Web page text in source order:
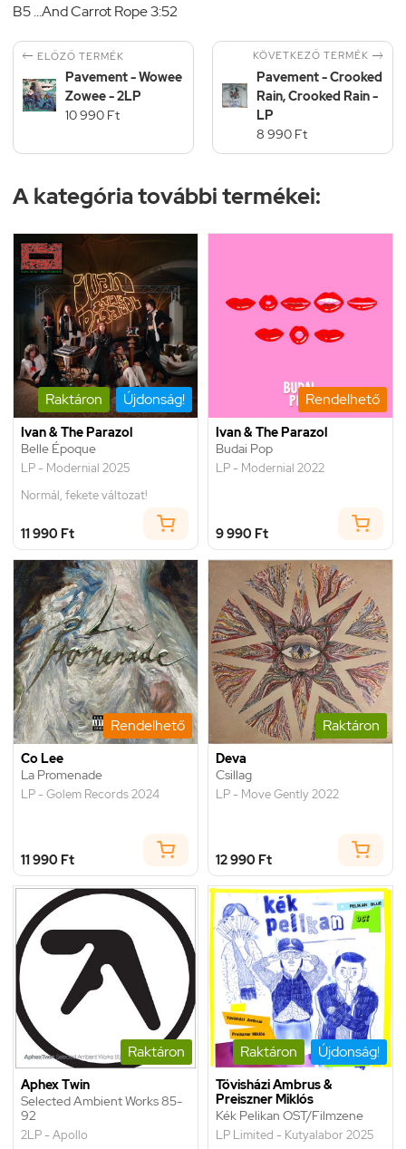
B5 ...And Carrot Rope 3:52
 ELŐZŐ TERMÉK
Pavement - Wowee
Zowee - 2LP
10 990 Ft
KÖVETKEZŐ TERMÉK 
Pavement - Crooked
Rain, Crooked Rain -
LP
8 990 Ft
A kategória további termékei:
Raktáron Újdonság!
Ivan & The Parazol
Belle Époque
LP - Modernial 2025
Normál, fekete változat!
11 990 Ft
Rendelhető
Ivan & The Parazol
Budai Pop
LP - Modernial 2022
9 990 Ft
Rendelhető
Co Lee
La Promenade
LP - Golem Records 2024
11 990 Ft
Raktáron
Deva
Csillag
LP - Move Gently 2022
12 990 Ft
Raktáron
Aphex Twin
Selected Ambient Works 85-
92
2LP - Apollo
Raktáron Újdonság!
Tövisházi Ambrus &
Preiszner Miklós
Kék Pelikan OST/Filmzene
LP Limited - Kutyalabor 2025